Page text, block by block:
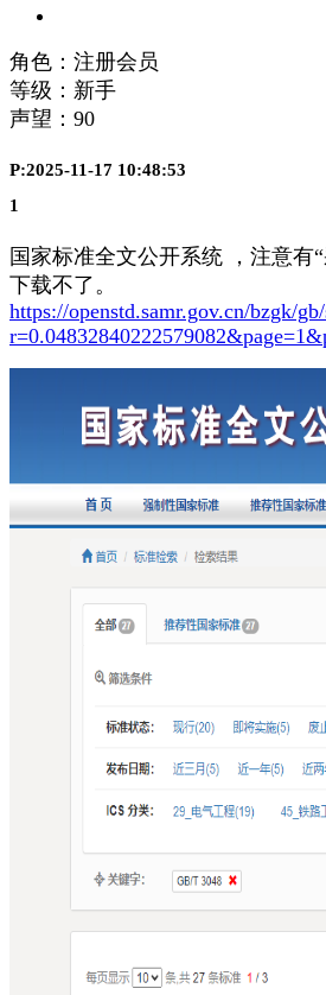
角色：注册会员
等级：新手
声望： 90
P:2025-11-17 10:48:53
1
国家标准全文公开系统 ，注意有
下载不了。
https://openstd.samr.gov.cn/bzgk/